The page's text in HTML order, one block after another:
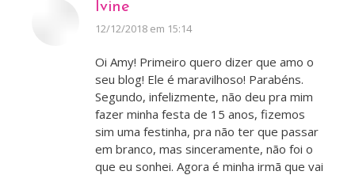
Ivine
disse:
12/12/2018 em 15:14
Oi Amy! Primeiro quero dizer que amo o
seu blog! Ele é maravilhoso! Parabéns.
Segundo, infelizmente, não deu pra mim
fazer minha festa de 15 anos, fizemos
sim uma festinha, pra não ter que passar
em branco, mas sinceramente, não foi o
que eu sonhei. Agora é minha irmã que vai